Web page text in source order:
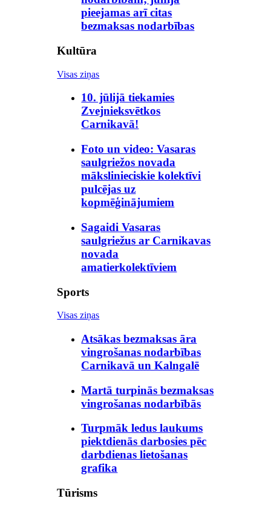
pieejamas arī citas
bezmaksas nodarbības
Kultūra
Visas ziņas
10. jūlijā tiekamies
Zvejnieksvētkos
Carnikavā!
Foto un video: Vasaras
saulgriežos novada
mākslinieciskie kolektīvi
pulcējas uz
kopmēģinājumiem
Sagaidi Vasaras
saulgriežus ar Carnikavas
novada
amatierkolektīviem
Sports
Visas ziņas
Atsākas bezmaksas āra
vingrošanas nodarbības
Carnikavā un Kalngalē
Martā turpinās bezmaksas
vingrošanas nodarbībās
Turpmāk ledus laukums
piektdienās darbosies pēc
darbdienas lietošanas
grafika
Tūrisms